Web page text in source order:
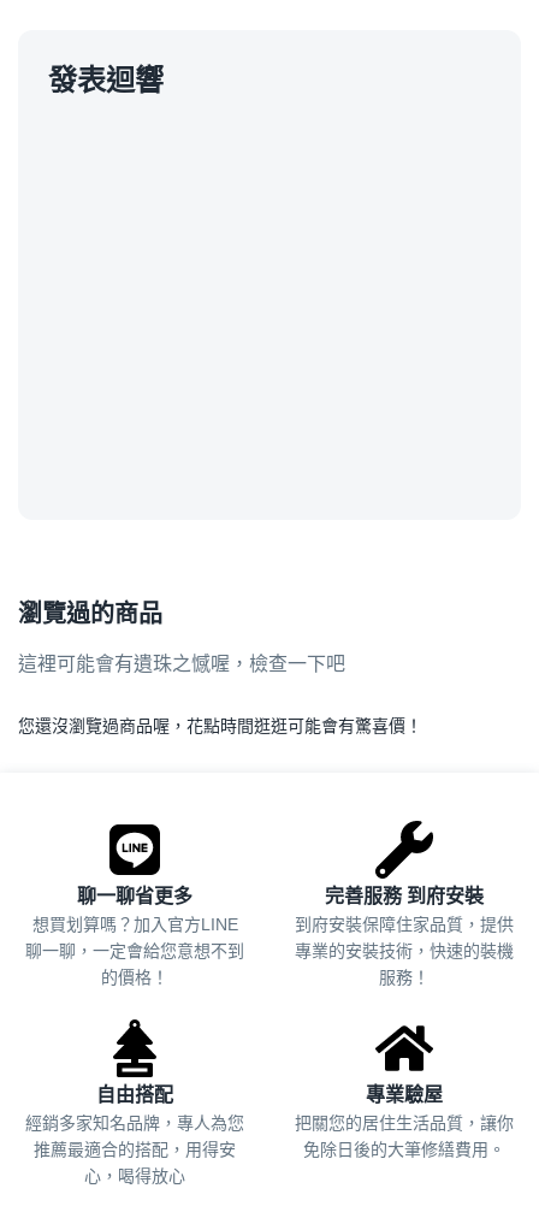
發表迴響
瀏覽過的商品
這裡可能會有遺珠之憾喔，檢查一下吧
您還沒瀏覽過商品喔，花點時間逛逛可能會有驚喜價！
聊一聊省更多
想買划算嗎？加入官方LINE
聊一聊，一定會給您意想不到
的價格！
完善服務 到府安裝
到府安裝保障住家品質，提供
專業的安裝技術，快速的裝機
服務！
自由搭配
經銷多家知名品牌，專人為您
推薦最適合的搭配，用得安
心，喝得放心
專業驗屋
把關您的居住生活品質， 讓你
免除日後的大筆修繕費用。